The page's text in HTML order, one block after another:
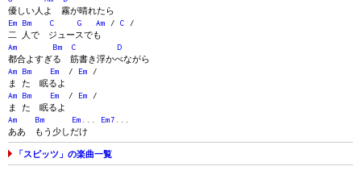
優しい人よ 霧が晴れたら
Em
Bm C G Am / C /
二 人で ジュースでも
Am
Bm C
D
都合よすぎる 筋書き浮かべながら
Am
Bm Em / Em /
ま た 眠るよ
Am
Bm Em / Em /
ま た 眠るよ
Am
Bm Em Em7
ああ もう少しだけ
「スピッツ」の楽曲一覧